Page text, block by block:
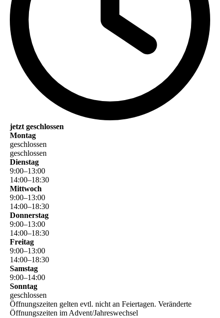
jetzt geschlossen
Montag
geschlossen
geschlossen
Dienstag
9:00–13:00
14:00–18:30
Mittwoch
9:00–13:00
14:00–18:30
Donnerstag
9:00–13:00
14:00–18:30
Freitag
9:00–13:00
14:00–18:30
Samstag
9:00–14:00
Sonntag
geschlossen
Öffnungszeiten gelten evtl. nicht an Feiertagen. Veränderte
Öffnungszeiten im Advent/Jahreswechsel